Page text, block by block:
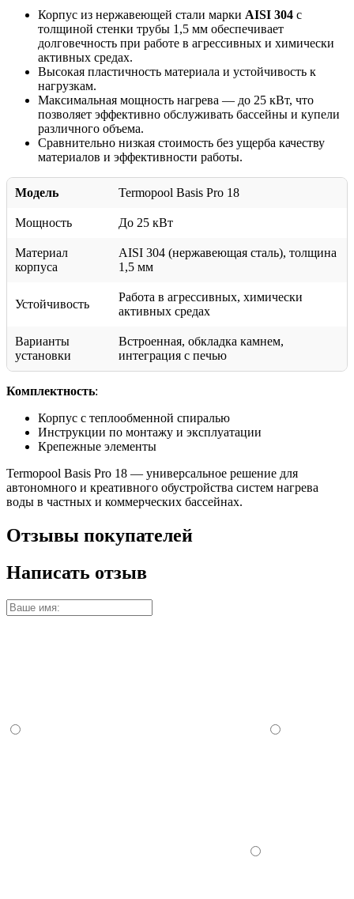
Корпус из нержавеющей стали марки AISI 304 с
толщиной стенки трубы 1,5 мм обеспечивает
долговечность при работе в агрессивных и химически
активных средах.
Высокая пластичность материала и устойчивость к
нагрузкам.
Максимальная мощность нагрева — до 25 кВт, что
позволяет эффективно обслуживать бассейны и купели
различного объема.
Сравнительно низкая стоимость без ущерба качеству
материалов и эффективности работы.
Модель Termopool Basis Pro 18
Мощность До 25 кВт
Материал
корпуса
AISI 304 (нержавеющая сталь), толщина
1,5 мм
Устойчивость
Работа в агрессивных, химически
активных средах
Варианты
установки
Встроенная, обкладка камнем,
интеграция с печью
Комплектность:
Корпус с теплообменной спиралью
Инструкции по монтажу и эксплуатации
Крепежные элементы
Termopool Basis Pro 18 — универсальное решение для
автономного и креативного обустройства систем нагрева
воды в частных и коммерческих бассейнах.
Отзывы покупателей
Написать отзыв